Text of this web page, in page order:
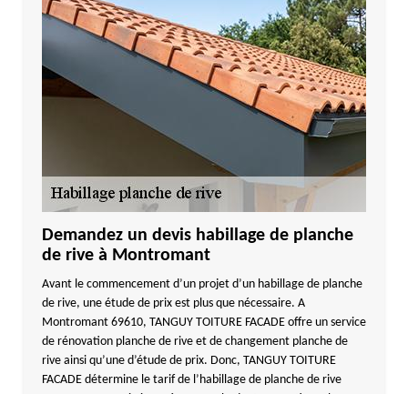
Demandez un devis habillage de planche
de rive à Montromant
Avant le commencement d’un projet d’un habillage de planche
de rive, une étude de prix est plus que nécessaire. A
Montromant 69610, TANGUY TOITURE FACADE offre un service
de rénovation planche de rive et de changement planche de
rive ainsi qu’une d’étude de prix. Donc, TANGUY TOITURE
FACADE détermine le tarif de l’habillage de planche de rive